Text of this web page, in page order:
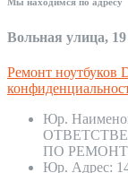
Вольная улица, 19
Ремонт ноутбуков
Юр.
ПО
Юр. Адрес: